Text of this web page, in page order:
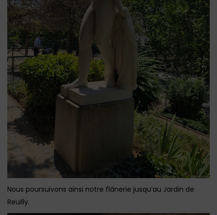
Nous poursuivons ainsi notre flânerie jusqu’au Jardin de
Reuilly.